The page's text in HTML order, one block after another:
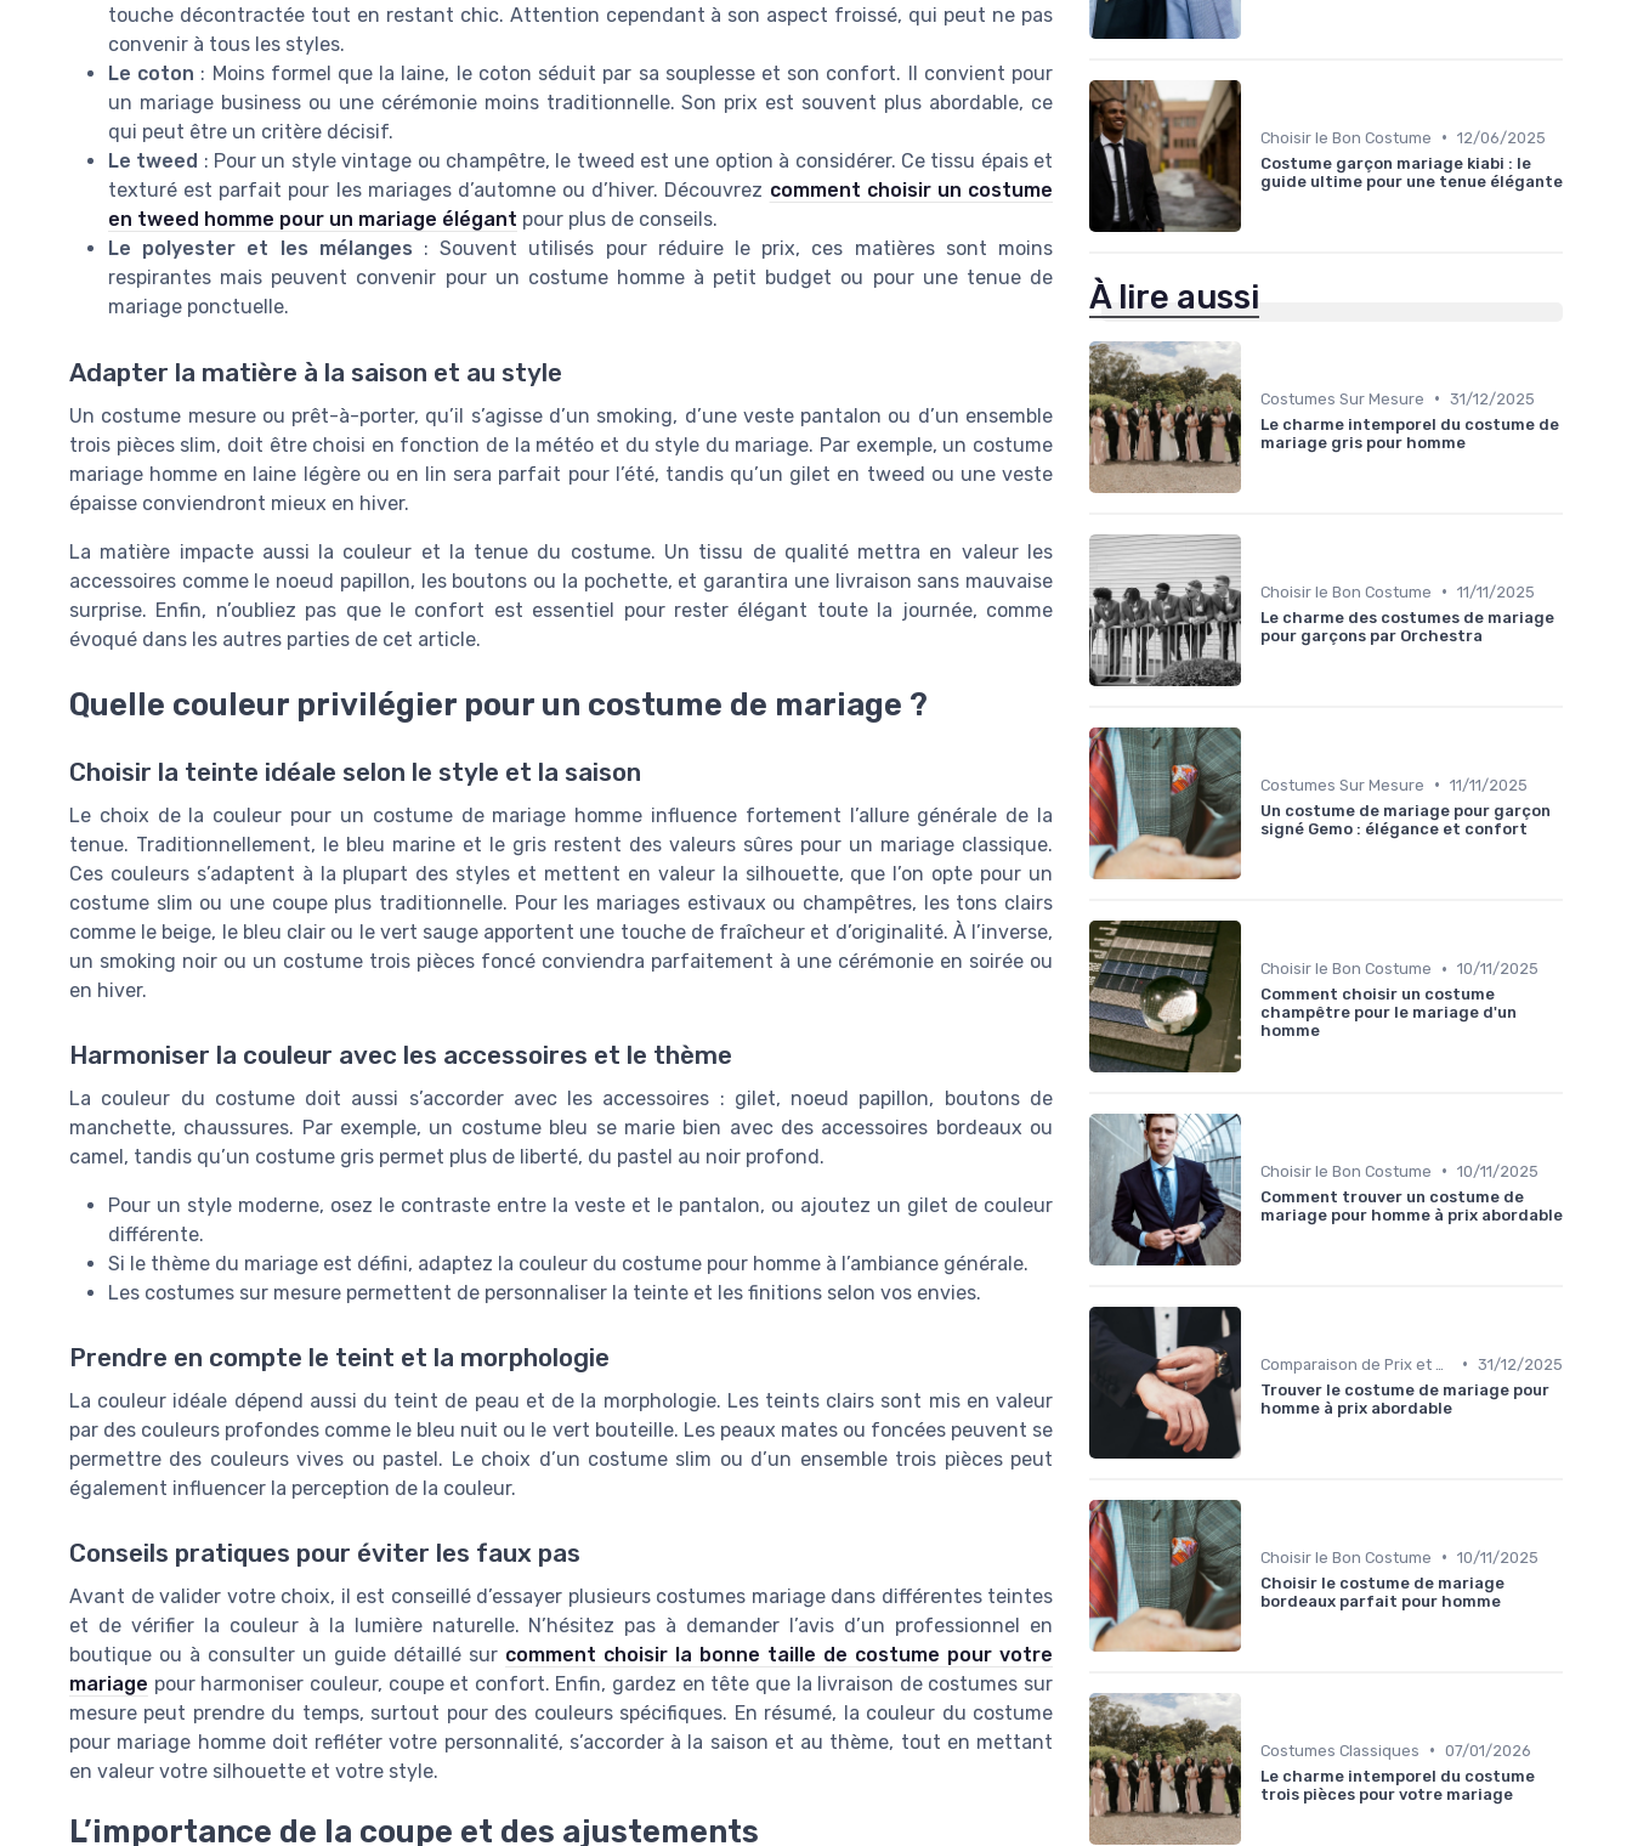
touche décontractée tout en restant chic. Attention cependant à son aspect froissé, qui peut ne pas
convenir à tous les styles.
Le coton : Moins formel que la laine, le coton séduit par sa souplesse et son confort. Il convient pour
un mariage business ou une cérémonie moins traditionnelle. Son prix est souvent plus abordable, ce
qui peut être un critère décisif.
Le tweed : Pour un style vintage ou champêtre, le tweed est une option à considérer. Ce tissu épais et
texturé est parfait pour les mariages d’automne ou d’hiver. Découvrez comment choisir un costume
en tweed homme pour un mariage élégant pour plus de conseils.
Le polyester et les mélanges : Souvent utilisés pour réduire le prix, ces matières sont moins
respirantes mais peuvent convenir pour un costume homme à petit budget ou pour une tenue de
mariage ponctuelle.
Adapter la matière à la saison et au style
Un costume mesure ou prêt-à-porter, qu’il s’agisse d’un smoking, d’une veste pantalon ou d’un ensemble
trois pièces slim, doit être choisi en fonction de la météo et du style du mariage. Par exemple, un costume
mariage homme en laine légère ou en lin sera parfait pour l’été, tandis qu’un gilet en tweed ou une veste
épaisse conviendront mieux en hiver.
La matière impacte aussi la couleur et la tenue du costume. Un tissu de qualité mettra en valeur les
accessoires comme le noeud papillon, les boutons ou la pochette, et garantira une livraison sans mauvaise
surprise. Enfin, n’oubliez pas que le confort est essentiel pour rester élégant toute la journée, comme
évoqué dans les autres parties de cet article.
Quelle couleur privilégier pour un costume de mariage ?
Choisir la teinte idéale selon le style et la saison
Le choix de la couleur pour un costume de mariage homme influence fortement l’allure générale de la
tenue. Traditionnellement, le bleu marine et le gris restent des valeurs sûres pour un mariage classique.
Ces couleurs s’adaptent à la plupart des styles et mettent en valeur la silhouette, que l’on opte pour un
costume slim ou une coupe plus traditionnelle. Pour les mariages estivaux ou champêtres, les tons clairs
comme le beige, le bleu clair ou le vert sauge apportent une touche de fraîcheur et d’originalité. À l’inverse,
un smoking noir ou un costume trois pièces foncé conviendra parfaitement à une cérémonie en soirée ou
en hiver.
Harmoniser la couleur avec les accessoires et le thème
La couleur du costume doit aussi s’accorder avec les accessoires : gilet, noeud papillon, boutons de
manchette, chaussures. Par exemple, un costume bleu se marie bien avec des accessoires bordeaux ou
camel, tandis qu’un costume gris permet plus de liberté, du pastel au noir profond.
Pour un style moderne, osez le contraste entre la veste et le pantalon, ou ajoutez un gilet de couleur
différente.
Si le thème du mariage est défini, adaptez la couleur du costume pour homme à l’ambiance générale.
Les costumes sur mesure permettent de personnaliser la teinte et les finitions selon vos envies.
Prendre en compte le teint et la morphologie
La couleur idéale dépend aussi du teint de peau et de la morphologie. Les teints clairs sont mis en valeur
par des couleurs profondes comme le bleu nuit ou le vert bouteille. Les peaux mates ou foncées peuvent se
permettre des couleurs vives ou pastel. Le choix d’un costume slim ou d’un ensemble trois pièces peut
également influencer la perception de la couleur.
Conseils pratiques pour éviter les faux pas
Avant de valider votre choix, il est conseillé d’essayer plusieurs costumes mariage dans différentes teintes
et de vérifier la couleur à la lumière naturelle. N’hésitez pas à demander l’avis d’un professionnel en
boutique ou à consulter un guide détaillé sur comment choisir la bonne taille de costume pour votre
mariage pour harmoniser couleur, coupe et confort. Enfin, gardez en tête que la livraison de costumes sur
mesure peut prendre du temps, surtout pour des couleurs spécifiques. En résumé, la couleur du costume
pour mariage homme doit refléter votre personnalité, s’accorder à la saison et au thème, tout en mettant
en valeur votre silhouette et votre style.
L’importance de la coupe et des ajustements
Choisir le Bon Costume • 12/06/2025
Costume garçon mariage kiabi : le
guide ultime pour une tenue élégante
À lire aussi
Costumes Sur Mesure • 31/12/2025
Le charme intemporel du costume de
mariage gris pour homme
Choisir le Bon Costume • 11/11/2025
Le charme des costumes de mariage
pour garçons par Orchestra
Costumes Sur Mesure • 11/11/2025
Un costume de mariage pour garçon
signé Gemo : élégance et confort
Choisir le Bon Costume • 10/11/2025
Comment choisir un costume
champêtre pour le mariage d'un
homme
Choisir le Bon Costume • 10/11/2025
Comment trouver un costume de
mariage pour homme à prix abordable
• 31/12/2025
Trouver le costume de mariage pour
homme à prix abordable
Choisir le Bon Costume • 10/11/2025
Choisir le costume de mariage
bordeaux parfait pour homme
Costumes Classiques • 07/01/2026
Le charme intemporel du costume
trois pièces pour votre mariage